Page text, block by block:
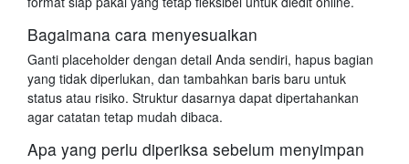
Bagaimana cara menyesuaikan
Ganti placeholder dengan detail Anda sendiri, hapus bagian
yang tidak diperlukan, dan tambahkan baris baru untuk
status atau risiko. Struktur dasarnya dapat dipertahankan
agar catatan tetap mudah dibaca.
Apa yang perlu diperiksa sebelum menyimpan